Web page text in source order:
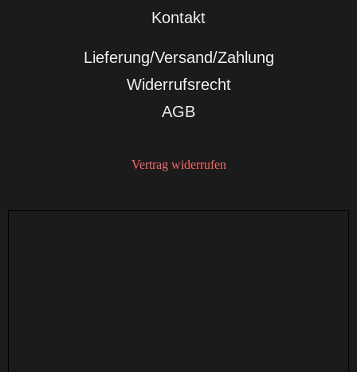
Kontakt
Lieferung/Versand/Zahlung
Widerrufsrecht
AGB
Vertrag widerrufen